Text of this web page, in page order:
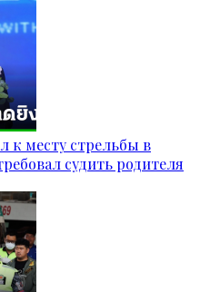
к месту стрельбы в
судить родителя